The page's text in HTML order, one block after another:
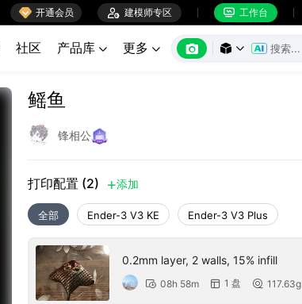
 开通会员  建模师专区  工作台
社区 产品库  更多    
鳐鱼
锋相公
打印配置 (2) 添加
全部 Ender-3 V3 KE Ender-3 V3 Plus
0.2mm layer, 2 walls, 15% infill
 08h 58m  1 盘  117.63g